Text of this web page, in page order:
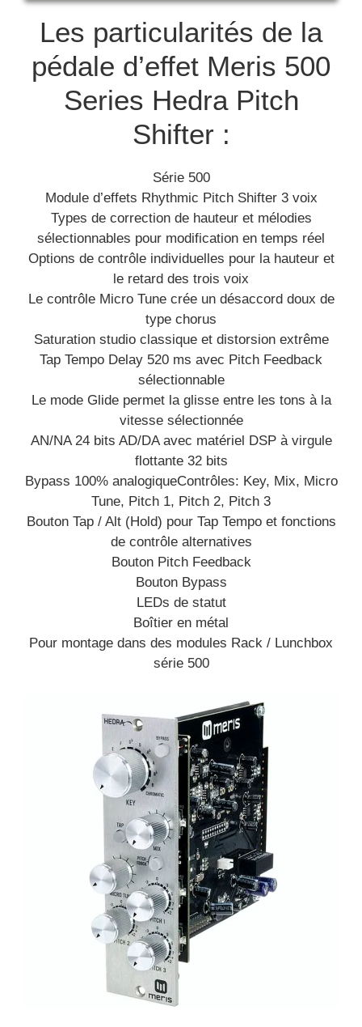
Les particularités de la
pédale d’effet Meris 500
Series Hedra Pitch
Shifter :
Série 500
Module d’effets Rhythmic Pitch Shifter 3 voix
Types de correction de hauteur et mélodies
sélectionnables pour modification en temps réel
Options de contrôle individuelles pour la hauteur et
le retard des trois voix
Le contrôle Micro Tune crée un désaccord doux de
type chorus
Saturation studio classique et distorsion extrême
Tap Tempo Delay 520 ms avec Pitch Feedback
sélectionnable
Le mode Glide permet la glisse entre les tons à la
vitesse sélectionnée
AN/NA 24 bits AD/DA avec matériel DSP à virgule
flottante 32 bits
Bypass 100% analogiqueContrôles: Key, Mix, Micro
Tune, Pitch 1, Pitch 2, Pitch 3
Bouton Tap / Alt (Hold) pour Tap Tempo et fonctions
de contrôle alternatives
Bouton Pitch Feedback
Bouton Bypass
LEDs de statut
Boîtier en métal
Pour montage dans des modules Rack / Lunchbox
série 500